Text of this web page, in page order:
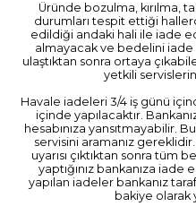
Üründe bozulma, kırılma,
durumları tespit ettiği
edildiği andaki hali ile iade
almayacak ve bedelini
ulaştıktan sonra ortaya
yetkili
Havale iadeleri 3/4 iş günü
içinde yapılacaktır.
hesabınıza yansıtmayabilir.
servisini aramanız
uyarısı çıktıktan sonra tüm
yaptığınız bankanıza iade
yapılan iadeler bankanız
bakiye olarak